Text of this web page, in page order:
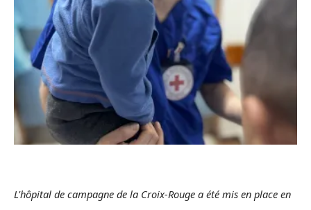
L'hôpital de campagne de la Croix-Rouge a été mis en place en